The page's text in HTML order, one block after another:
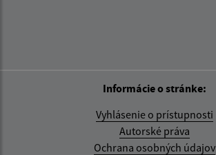
Informácie o stránke:
Vyhlásenie o prístupnosti
Autorské práva
Ochrana osobných údajov